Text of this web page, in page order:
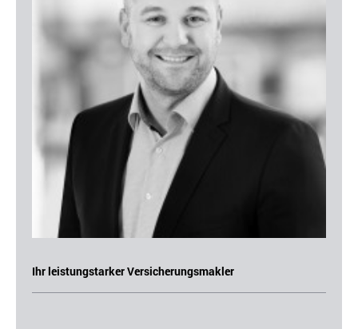
Ihr leistungstarker Versicherungsmakler